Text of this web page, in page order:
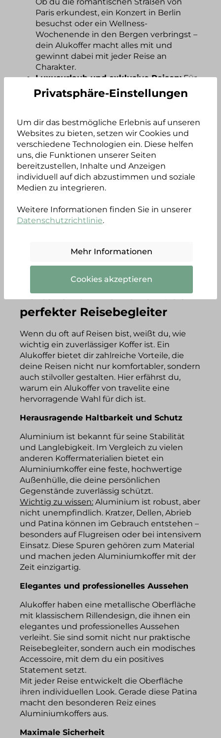
Paris erkundest, ein Konzert in Berlin
besuchst oder ein Wellness-
Wochenende in den Bergen verbringst –
dein Alukoffer macht alles mit und
gewinnt dabei mit jeder Reise an
Charakter.
Luxusurlaub und exklusive Reisen:Für
luxuriöse Urlaubsreisen ist ein Alukoffer
ein perfektes Accessoire. Mit seinem
Metalloptik ist er nicht nur funktional,
sondern auch ein stilvoller Blickfang, der
deinen exklusiven Reisestil unterstreicht.
Egal ob beruflich oder privat – ein Aluminium
Koffer ist vielseitig einsetzbar und schützt
deine Gegenstände zuverlässig. Dabei spielt
verreist oder ein Gepäckstück benötigst, in
dem du deine Habseligkeiten für ein paar
für alle, die stilvoll und sicher reisen möchten.
Vorteile von Alu Koffern: dein
perfekter Reisebegleiter
Wenn du oft auf Reisen bist, weißt du, wie
wichtig ein zuverlässiger Koffer ist. Ein
Alukoffer bietet dir zahlreiche Vorteile, die
deine Reisen nicht nur komfortabler, sondern
auch stilvoller gestalten. Hier erfährst du,
warum ein Alukoffer von travelite eine
hervorragende Wahl für dich ist.
Herausragende Haltbarkeit und Schutz
Aluminium ist bekannt für seine Stabilität
und Langlebigkeit. Im Vergleich zu vielen
anderen Koffermaterialien bietet ein
Aluminiumkoffer eine feste, hochwertige
Außenhülle, die deine persönlichen
Gegenstände zuverlässig schützt.
Wichtig zu wissen: Aluminium ist robust, aber
nicht unempfindlich. Kratzer, Dellen, Abrieb
und Patina können im Gebrauch entstehen –
besonders auf Flugreisen oder bei intensivem
Einsatz. Diese Spuren gehören zum Material
und machen jeden Aluminiumkoffer mit der
Zeit einzigartig.
Elegantes und professionelles Aussehen
Alukoffer haben eine metallische Oberfläche
mit klassischem Rillendesign, die ihnen ein
elegantes und professionelles Aussehen
verleiht. Sie sind somit nicht nur praktische
Reisebegleiter, sondern auch ein modisches
Accessoire, mit dem du ein positives
Statement setzt.
Mit jeder Reise entwickelt die Oberfläche
ihren individuellen Look. Gerade diese Patina
macht den besonderen Reiz eines
Aluminiumkoffers aus.
Maximale Sicherheit
Privatsphäre-Einstellungen
Um dir das bestmögliche Erlebnis auf unseren
Websites zu bieten, setzen wir Cookies und
verschiedene Technologien ein. Diese helfen
uns, die Funktionen unserer Seiten
bereitzustellen, Inhalte und Anzeigen
individuell auf dich abzustimmen und soziale
Medien zu integrieren.
Weitere Informationen finden Sie in unserer
Datenschutzrichtlinie.
Mehr Informationen
Cookies akzeptieren